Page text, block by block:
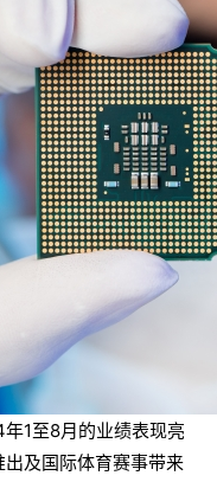
1至8月的业绩表现亮
及国际体育赛事带来